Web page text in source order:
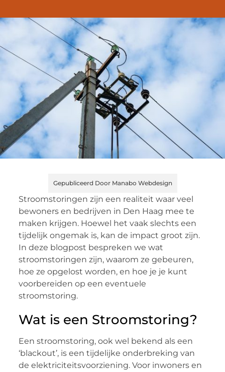
Gepubliceerd Door Manabo Webdesign
Stroomstoringen zijn een realiteit waar veel
bewoners en bedrijven in Den Haag mee te
maken krijgen. Hoewel het vaak slechts een
tijdelijk ongemak is, kan de impact groot zijn.
In deze blogpost bespreken we wat
stroomstoringen zijn, waarom ze gebeuren,
hoe ze opgelost worden, en hoe je je kunt
voorbereiden op een eventuele
stroomstoring.
Wat is een Stroomstoring?
Een stroomstoring, ook wel bekend als een
‘blackout’, is een tijdelijke onderbreking van
de elektriciteitsvoorziening. Voor inwoners en